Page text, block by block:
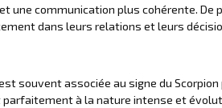
une communication plus cohérente. De
dans leurs relations et leurs
souvent associée au signe du
à la nature intense et